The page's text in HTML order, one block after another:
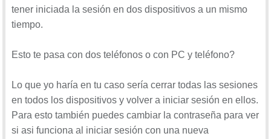
tener iniciada la sesión en dos dispositivos a un mismo
tiempo.
Esto te pasa con dos teléfonos o con PC y teléfono?
Lo que yo haría en tu caso sería cerrar todas las sesiones
en todos los dispositivos y volver a iniciar sesión en ellos.
Para esto también puedes cambiar la contraseña para ver
si asi funciona al iniciar sesión con una nueva